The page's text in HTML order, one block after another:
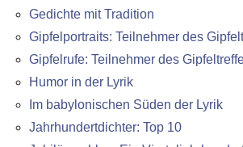
Gedichte mit Tradition
Gipfelportraits: Teilnehmer des
Gipfelrufe: Teilnehmer des
Humor in der Lyrik
Im babylonischen Süden der Lyrik
Jahrhundertdichter: Top 10